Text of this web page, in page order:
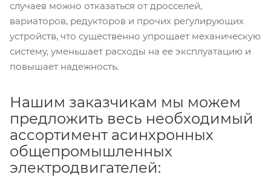
случаев можно отказаться от дросселей,
вариаторов, редукторов и прочих регулирующих
устройств, что существенно упрощает механическую
систему, уменьшает расходы на ее эксплуатацию и
повышает надежность.
Нашим заказчикам мы можем
предложить весь необходимый
ассортимент асинхронных
общепромышленных
электродвигателей: